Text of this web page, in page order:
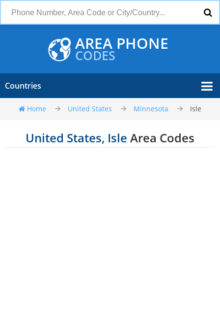
AREA PHONE
CODES
Countries
Home United States Minnesota Isle
United States, Isle Area Codes